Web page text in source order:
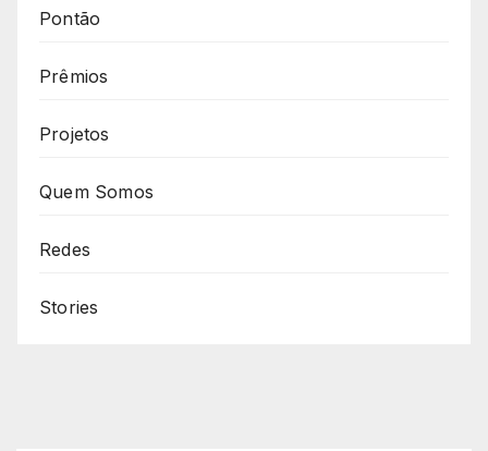
Pontão
Prêmios
Projetos
Quem Somos
Redes
Stories